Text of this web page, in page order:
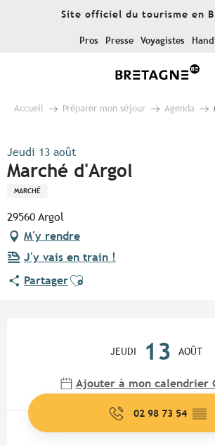
Site officiel du tourisme en
Pros Presse Voyagistes
Accueil Préparer mon séjour Agenda
Jeudi 13 août
Marché d'Argol
MARCHÉ
29560 Argol
M'y rendre
J'y vais en train !
PartagerAjouter aux favoris
JEUDI 13 AOÛT
Ajouter à mon calendrier
02 98 73 54 ▒▒